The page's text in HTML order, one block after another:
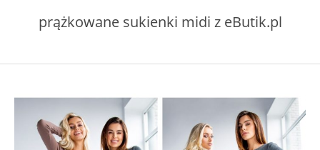
prążkowane sukienki midi z eButik.pl